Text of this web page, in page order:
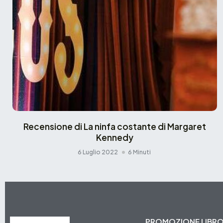
Recensione di La ninfa costante di Margaret
Kennedy
6 Luglio 2022 6 Minuti
PROMOZIONE LIBRO